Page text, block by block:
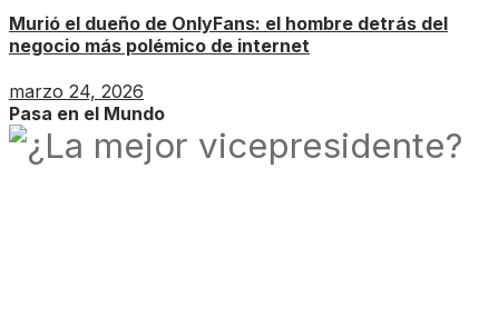
Murió el dueño de OnlyFans: el hombre detrás del
negocio más polémico de internet
marzo 24, 2026
Pasa en el Mundo